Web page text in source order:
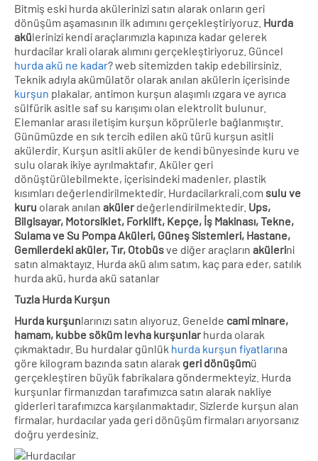
Bitmiş eski hurda akülerinizi satın alarak onların geri
dönüşüm aşamasının ilk adımını gerçekleştiriyoruz. Hurda
akülerinizi kendi araçlarımızla kapınıza kadar gelerek
hurdacilar krali olarak alımını gerçekleştiriyoruz. Güncel
hurda akü ne kadar? web sitemizden takip edebilirsiniz.
Teknik adıyla akümülatör olarak anılan akülerin içerisinde
kurşun plakalar, antimon kurşun alaşımlı ızgara ve ayrıca
sülfürik asitle saf su karışımı olan elektrolit bulunur.
Elemanlar arası iletişim kurşun köprülerle bağlanmıştır.
Günümüzde en sık tercih edilen akü türü kurşun asitli
akülerdir. Kurşun asitli aküler de kendi bünyesinde kuru ve
sulu olarak ikiye ayrılmaktafır. Aküler geri
dönüştürülebilmekte, içerisindeki madenler, plastik
kısımları değerlendirilmektedir. Hurdacilarkrali.com sulu ve
kuru olarak anılan aküler değerlendirilmektedir. Ups,
Bilgisayar, Motorsiklet, Forklift, Kepçe, İş Makinası, Tekne,
Sulama ve Su Pompa Aküleri, Güneş Sistemleri, Hastane,
Gemilerdeki aküler, Tır, Otobüsve diğer araçların akülerini
satın almaktayız. Hurda akü alım satım, kaç para eder, satılık
hurda akü, hurda akü satanlar
Tuzla Hurda Kurşun
Hurda kurşunlarınızı satın alıyoruz. Genelde cami minare,
hamam, kubbe söküm levha kurşunlar hurda olarak
çıkmaktadır. Bu hurdalar günlük hurda kurşun fiyatlarına
göre kilogram bazında satın alarak geri dönüşümü
gerçekleştiren büyük fabrikalara göndermekteyiz. Hurda
kurşunlar firmanızdan tarafımızca satın alarak nakliye
giderleri tarafımızca karşılanmaktadır. Sizlerde kurşun alan
firmalar, hurdacılar yada geri dönüşüm firmaları arıyorsanız
doğru yerdesiniz.